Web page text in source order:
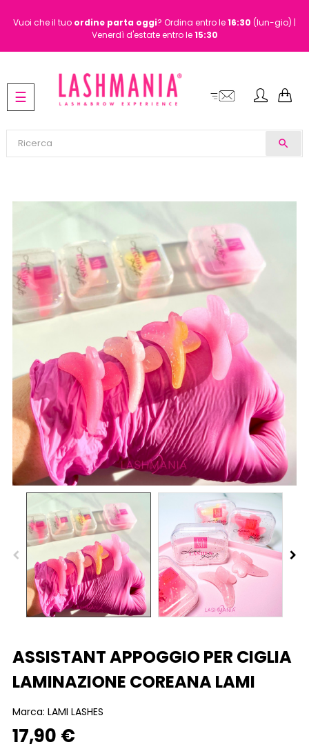
Vuoi che il tuo ordine parta oggi? Ordina entro le16:30 (lun-gio) |
Venerdì d'estate entro le15:30
search
navigazione
Toggle
☰
ASSISTANT APPOGGIO PER CIGLIA
LAMINAZIONE COREANA LAMI
Marca: LAMI LASHES
17,90 €